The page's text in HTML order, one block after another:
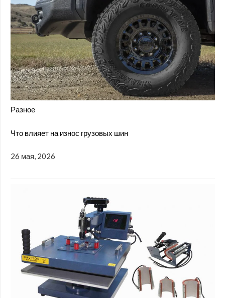
Разное
Что влияет на износ грузовых шин
26 мая, 2026